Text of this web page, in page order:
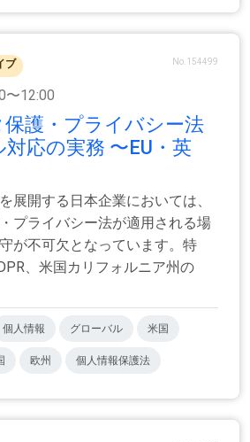
ブ No.154499
〜12:00
護・プライバシー法
応の実務 〜EU・英
展開する日本企業においては、
プライバシー法が適用される場
が不可欠となっています。特
、米国カリフォルニア州の
個人情報 グローバル 米国
欧州 個人情報保護法